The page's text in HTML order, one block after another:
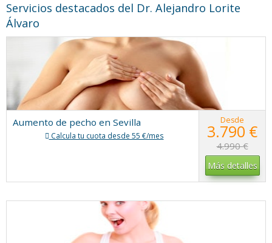
Servicios destacados del Dr. Alejandro Lorite
Álvaro
Aumento de pecho en Sevilla
Calcula tu cuota desde 55 €/mes
Desde
3.790 €
4.990 €
Más detalles